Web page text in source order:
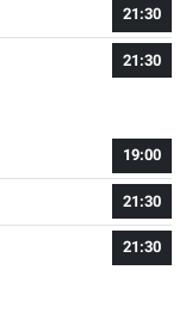
21:30
21:30
19:00
21:30
21:30